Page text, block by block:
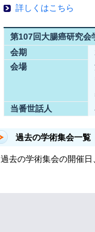
詳しくはこちら
第107回大腸癌研究会
会期
会場
当番世話人
過去の学術集会一覧
過去の学術集会の開催